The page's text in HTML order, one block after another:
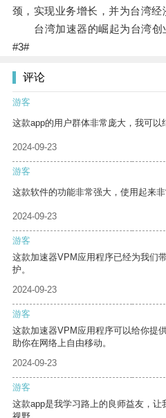
颈，实现业务增长，并为台湾经
台湾加速器的崛起为台湾创
#3#
评论
游客
这款app的用户群体非常庞大，我可以
2024-09-23
游客
这款软件的功能非常强大，使用起来非
2024-09-23
游客
这款加速器VPM应用程序已经为我们
护。
2024-09-23
游客
这款加速器VPM应用程序可以给你提
助你在网络上自由移动。
2024-09-23
游客
这款app是我学习路上的良师益友，